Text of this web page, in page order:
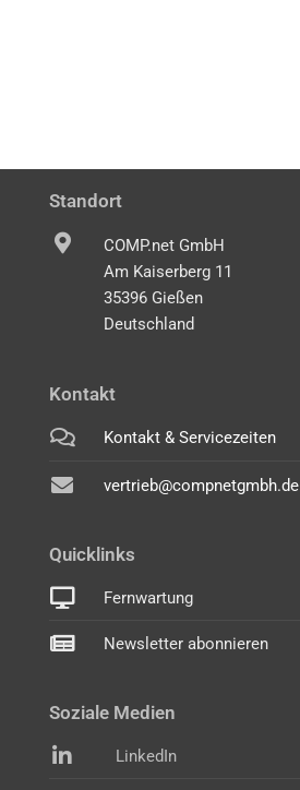
Standort
COMP.net GmbH
Am Kaiserberg 11
35396 Gießen
Deutschland
Kontakt
Kontakt & Servicezeiten
vertrieb@compnetgmbh.de
Quicklinks
Fernwartung
Newsletter abonnieren
Soziale Medien
LinkedIn